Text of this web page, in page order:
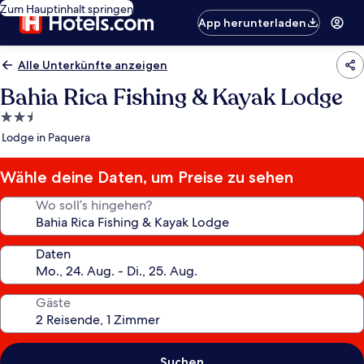
Zum Hauptinhalt springen
App herunterladen
Alle Unterkünfte anzeigen
Bahia Rica Fishing & Kayak Lodge
2.5-
Sterne-
Lodge in Paquera
Wähle deine Daten, um Preise zu sehen
Wo soll’s hingehen?
Daten
Gäste